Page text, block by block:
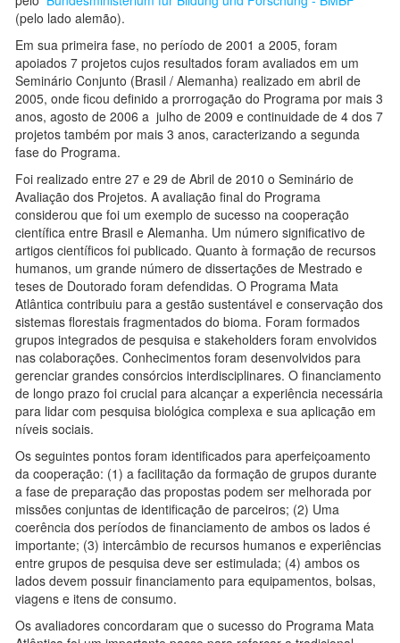
(pelo lado alemão).
Em sua primeira fase, no período de 2001 a 2005, foram
apoiados 7 projetos cujos resultados foram avaliados em um
Seminário Conjunto (Brasil / Alemanha) realizado em abril de
2005, onde ficou definido a prorrogação do Programa por mais 3
anos, agosto de 2006 a julho de 2009 e continuidade de 4 dos 7
projetos também por mais 3 anos, caracterizando a segunda
fase do Programa.
Foi realizado entre 27 e 29 de Abril de 2010 o Seminário de
Avaliação dos Projetos. A avaliação final do Programa
considerou que foi um exemplo de sucesso na cooperação
científica entre Brasil e Alemanha. Um número significativo de
artigos científicos foi publicado. Quanto à formação de recursos
humanos, um grande número de dissertações de Mestrado e
teses de Doutorado foram defendidas. O Programa Mata
Atlântica contribuiu para a gestão sustentável e conservação dos
sistemas florestais fragmentados do bioma. Foram formados
grupos integrados de pesquisa e stakeholders foram envolvidos
nas colaborações. Conhecimentos foram desenvolvidos para
gerenciar grandes consórcios interdisciplinares. O financiamento
de longo prazo foi crucial para alcançar a experiência necessária
para lidar com pesquisa biológica complexa e sua aplicação em
níveis sociais.
Os seguintes pontos foram identificados para aperfeiçoamento
da cooperação: (1) a facilitação da formação de grupos durante
a fase de preparação das propostas podem ser melhorada por
missões conjuntas de identificação de parceiros; (2) Uma
coerência dos períodos de financiamento de ambos os lados é
importante; (3) intercâmbio de recursos humanos e experiências
entre grupos de pesquisa deve ser estimulada; (4) ambos os
lados devem possuir financiamento para equipamentos, bolsas,
viagens e itens de consumo.
Os avaliadores concordaram que o sucesso do Programa Mata